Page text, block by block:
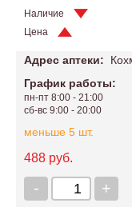
Наличие
Цена
Адрес аптеки:
График работы:
пн-пт 8:00 - 21:00
сб-вс 9:00 - 20:00
меньше 5 шт.
488 руб.
+
-